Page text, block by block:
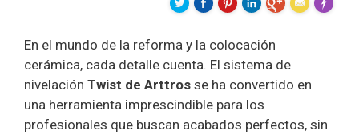
En el mundo de la reforma y la colocación
cerámica, cada detalle cuenta. El sistema de
nivelación Twist de Arttros se ha convertido en
una herramienta imprescindible para los
profesionales que buscan acabados perfectos, sin